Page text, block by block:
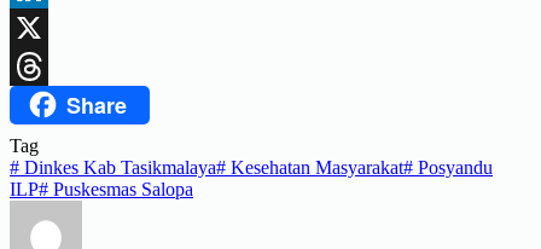
LinkedIn
X
ThreadsShare
Tag
# Dinkes Kab Tasikmalaya# Kesehatan Masyarakat# Posyandu
ILP# Puskesmas Salopa